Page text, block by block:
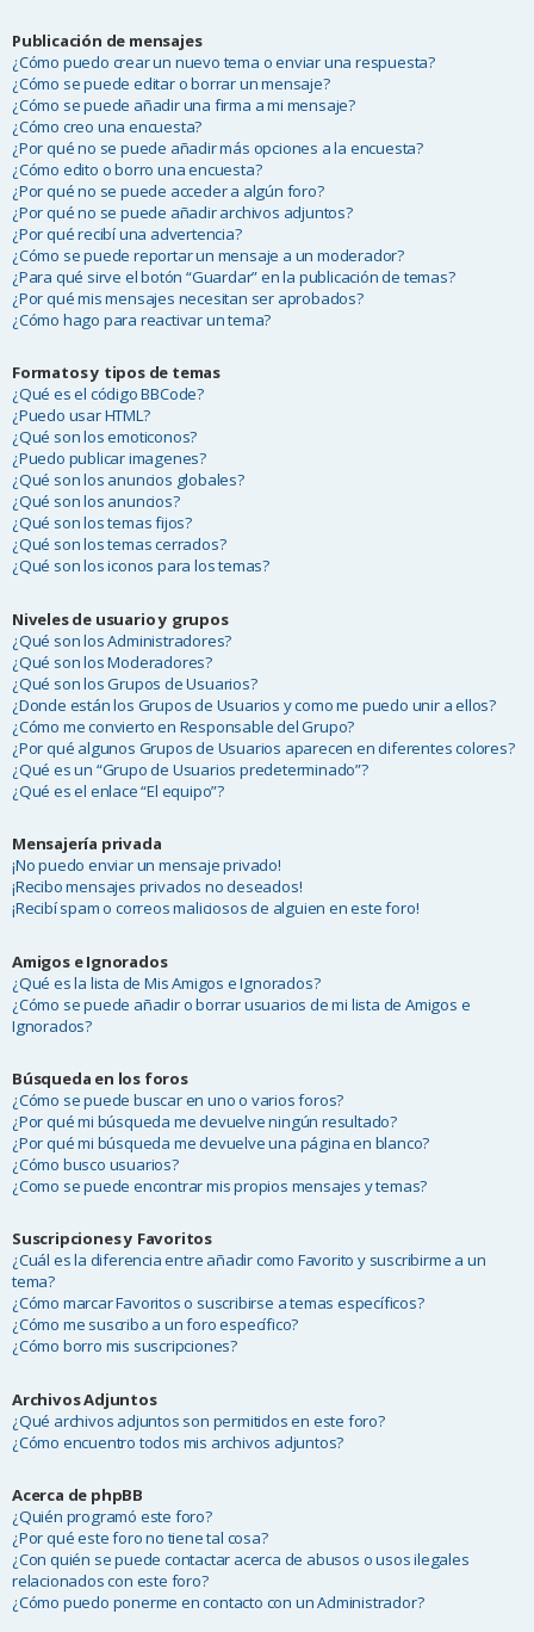
Publicación de mensajes
¿Cómo puedo crear un nuevo tema o enviar una respuesta?
¿Cómo se puede editar o borrar un mensaje?
¿Cómo se puede añadir una firma a mi mensaje?
¿Cómo creo una encuesta?
¿Por qué no se puede añadir más opciones a la encuesta?
¿Cómo edito o borro una encuesta?
¿Por qué no se puede acceder a algún foro?
¿Por qué no se puede añadir archivos adjuntos?
¿Por qué recibí una advertencia?
¿Cómo se puede reportar un mensaje a un moderador?
¿Para qué sirve el botón “Guardar” en la publicación de temas?
¿Por qué mis mensajes necesitan ser aprobados?
¿Cómo hago para reactivar un tema?
Formatos y tipos de temas
¿Qué es el código BBCode?
¿Puedo usar HTML?
¿Qué son los emoticonos?
¿Puedo publicar imagenes?
¿Qué son los anuncios globales?
¿Qué son los anuncios?
¿Qué son los temas fijos?
¿Qué son los temas cerrados?
¿Qué son los iconos para los temas?
Niveles de usuario y grupos
¿Qué son los Administradores?
¿Qué son los Moderadores?
¿Qué son los Grupos de Usuarios?
¿Donde están los Grupos de Usuarios y como me puedo unir a ellos?
¿Cómo me convierto en Responsable del Grupo?
¿Por qué algunos Grupos de Usuarios aparecen en diferentes colores?
¿Qué es un “Grupo de Usuarios predeterminado”?
¿Qué es el enlace “El equipo”?
Mensajería privada
¡No puedo enviar un mensaje privado!
¡Recibo mensajes privados no deseados!
¡Recibí spam o correos maliciosos de alguien en este foro!
Amigos e Ignorados
¿Qué es la lista de Mis Amigos e Ignorados?
¿Cómo se puede añadir o borrar usuarios de mi lista de Amigos e
Ignorados?
Búsqueda en los foros
¿Cómo se puede buscar en uno o varios foros?
¿Por qué mi búsqueda me devuelve ningún resultado?
¿Por qué mi búsqueda me devuelve una página en blanco?
¿Cómo busco usuarios?
¿Como se puede encontrar mis propios mensajes y temas?
Suscripciones y Favoritos
¿Cuál es la diferencia entre añadir como Favorito y suscribirme a un
tema?
¿Cómo marcar Favoritos o suscribirse a temas específicos?
¿Cómo me suscribo a un foro específico?
¿Cómo borro mis suscripciones?
Archivos Adjuntos
¿Qué archivos adjuntos son permitidos en este foro?
¿Cómo encuentro todos mis archivos adjuntos?
Acerca de phpBB
¿Quién programó este foro?
¿Por qué este foro no tiene tal cosa?
¿Con quién se puede contactar acerca de abusos o usos ilegales
relacionados con este foro?
¿Cómo puedo ponerme en contacto con un Administrador?